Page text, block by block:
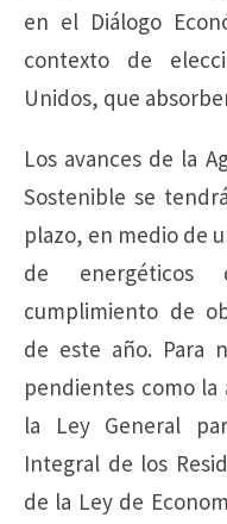
en el Diálogo
contexto de
Unidos, que
Los avances de la
Sostenible se
plazo, en medio de
de
cumplimiento de
de este año. Para
pendientes como la
la Ley General
Integral de los
de la Ley de